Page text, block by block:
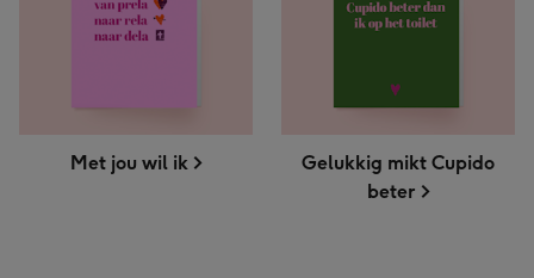
Met jou wil ik
Gelukkig mikt Cupido
beter